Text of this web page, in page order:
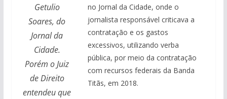
Getulio
Soares, do
Jornal da
Cidade.
Porém o Juiz
de Direito
entendeu que
no Jornal da Cidade, onde o
jornalista responsável criticava a
contratação e os gastos
excessivos, utilizando verba
pública, por meio da contratação
com recursos federais da Banda
Titãs, em 2018.